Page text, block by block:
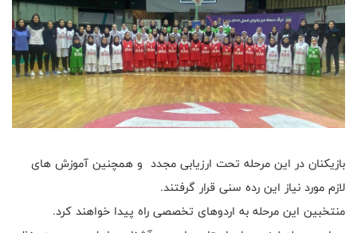
بازیکنان در این مرحله تحت ارزیابی مجدد و همچنین آموزش های
لازم مورد نیاز این رده سنی قرار گرفتند.
منتخبین این مرحله به اردوهای تخصصی راه پیدا خواهند کرد.